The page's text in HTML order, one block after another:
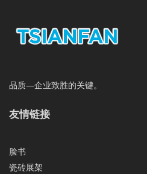
品质—企业致胜的关键。
友情链接
脸书
瓷砖展架